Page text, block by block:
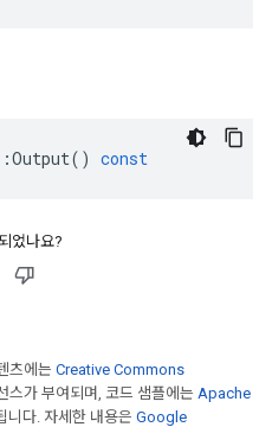
Output() const
었나요?
츠에는 Creative Commons
스가 부여되며, 코드 샘플에는 Apache
니다. 자세한 내용은 Google